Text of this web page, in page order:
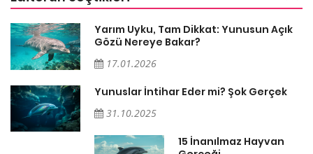
Yarım Uyku, Tam Dikkat: Yunusun Açık
Gözü Nereye Bakar?
17.01.2026
Yunuslar İntihar Eder mi? Şok Gerçek
31.10.2025
15 İnanılmaz Hayvan